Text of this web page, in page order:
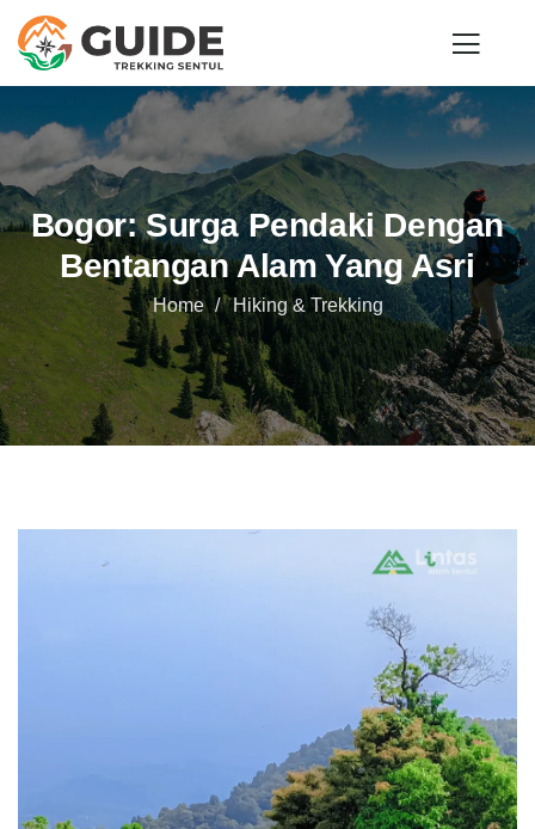
Bogor: Surga Pendaki Dengan
Bentangan Alam Yang Asri
Home Hiking & Trekking